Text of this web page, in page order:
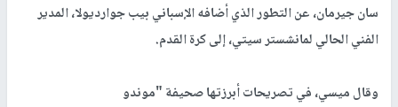
سان جيرمان، عن التطور الذي أضافه الإسباني بيب جوارديولا، المدير
الفني الحالي لمانشستر سيتي، إلى كرة القدم.
وقال ميسي، في تصريحات أبرزتها صحيفة"موندو